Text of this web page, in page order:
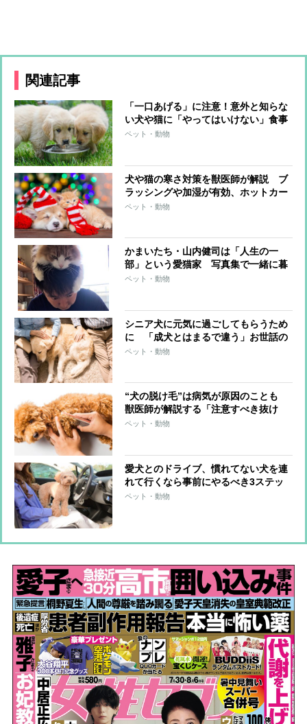
関連記事
「一口あげる」に注意！意外と知らな
い犬や猫に「やってはいけない」食事
のあげ方
ペット・動物
犬や猫の寒さ対策を獣医師が解説 ブ
ラッシングや加湿が有効、ホットカー
ペットは低温やけどに注意
ペット・動物
かまいたち・山内健司は「人生の一
部」という愛猫家 写真集で一緒に暮
らす6匹の「猫＆犬」との日々を公開
ペット・動物
シニア犬に元気に過ごしてもらうため
に 「成犬とはまるで違う」お世話の
ポイントを獣医師が解説
ペット・動物
“犬の脱け毛”は病気が原因のことも
獣医師が解説する「注意すべき抜け
方」
ペット・動物
愛犬とのドライブ、慣れてない犬を連
れて行くなら事前にやるべき3ステッ
プのトレーニングを獣医師が解説
ペット・動物